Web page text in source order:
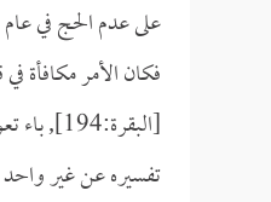
على عدم الحج في
فكان الأمر مكافأة
تفسيره عن غير